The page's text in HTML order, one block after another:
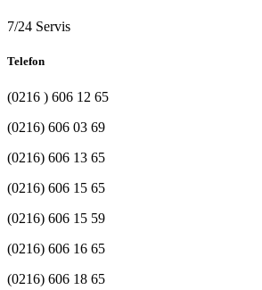
7/24 Servis
Telefon
(0216 ) 606 12 65
(0216) 606 03 69
(0216) 606 13 65
(0216) 606 15 65
(0216) 606 15 59
(0216) 606 16 65
(0216) 606 18 65